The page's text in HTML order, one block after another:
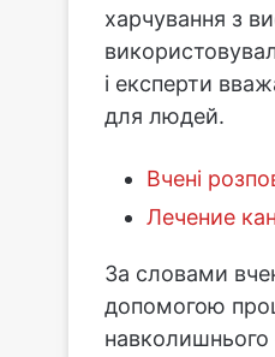
харчування з
і експерти
для людей.
Вчені
Лечение
За словами
допомогою